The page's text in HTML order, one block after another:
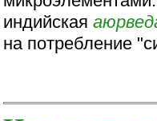
индийская
на потребление